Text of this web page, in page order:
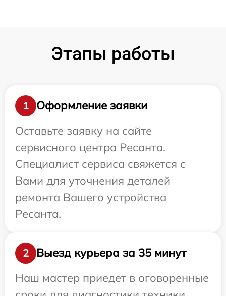
Этапы работы
1
Оформление заявки
Оставьте заявку на сайте
сервисного центра Ресанта.
Специалист сервиса свяжется с
Вами для уточнения деталей
ремонта Вашего устройства
Ресанта.
2
Выезд курьера за 35 минут
Наш мастер приедет в оговоренные